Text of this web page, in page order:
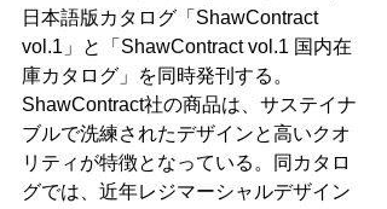
日本語版カタログ「ShawContract
vol.1」と「ShawContract vol.1 国内在
庫カタログ」を同時発刊する。
ShawContract社の商品は、サステイナ
ブルで洗練されたデザインと高いクオ
リティが特徴となっている。同カタロ
グでは、近年レジマーシャルデザイン